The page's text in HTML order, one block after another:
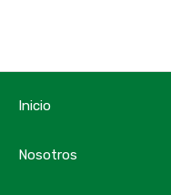
Inicio
Nosotros